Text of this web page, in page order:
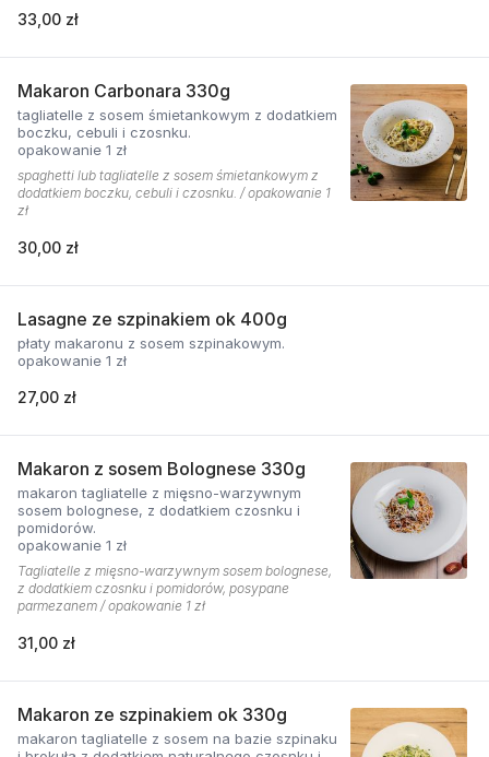
33,00 zł
Makaron Carbonara 330g
tagliatelle z sosem śmietankowym z dodatkiem
boczku, cebuli i czosnku.
opakowanie 1 zł
spaghetti lub tagliatelle z sosem śmietankowym z
dodatkiem boczku, cebuli i czosnku. / opakowanie 1
zł
30,00 zł
Lasagne ze szpinakiem ok 400g
płaty makaronu z sosem szpinakowym.
opakowanie 1 zł
27,00 zł
Makaron z sosem Bolognese 330g
makaron tagliatelle z mięsno-warzywnym
sosem bolognese, z dodatkiem czosnku i
pomidorów.
opakowanie 1 zł
Tagliatelle z mięsno-warzywnym sosem bolognese,
z dodatkiem czosnku i pomidorów, posypane
parmezanem / opakowanie 1 zł
31,00 zł
Makaron ze szpinakiem ok 330g
makaron tagliatelle z sosem na bazie szpinaku